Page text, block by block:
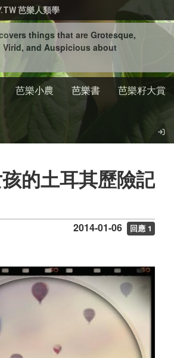
芭樂人類學
things that are Grotesque,
Virid, and Auspicious about
芭樂小農 芭樂書
芭樂籽大賞
的土耳其歷險記
2014-01-06 回應 1